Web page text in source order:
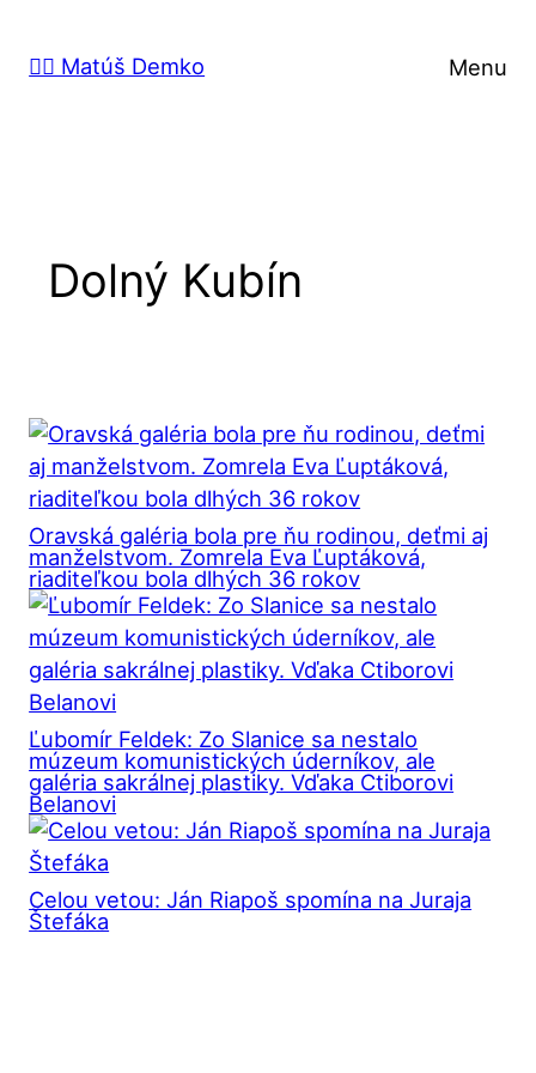
na🙋‍♂️ Matúš Demko Menu
Dolný Kubín
Oravská galéria bola pre ňu rodinou, deťmi aj
manželstvom. Zomrela Eva Ľuptáková,
riaditeľkou bola dlhých 36 rokov
Ľubomír Feldek: Zo Slanice sa nestalo
múzeum komunistických úderníkov, ale
galéria sakrálnej plastiky. Vďaka Ctiborovi
Belanovi
Celou vetou: Ján Riapoš spomína na Juraja
Štefáka